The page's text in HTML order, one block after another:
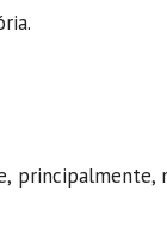
principalmente,